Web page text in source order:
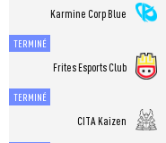
Karmine Corp Blue
TERMINÉ
Frites Esports Club
TERMINÉ
CITA Kaizen